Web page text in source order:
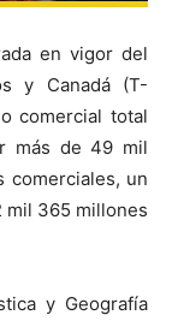
en vigor del
y Canadá (T-
comercial total
más de 49 mil
comerciales, un
mil 365 millones
y Geografía